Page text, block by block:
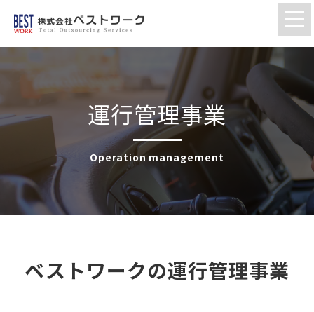
運行管理事業
Operation management
ベストワークの運行管理事業